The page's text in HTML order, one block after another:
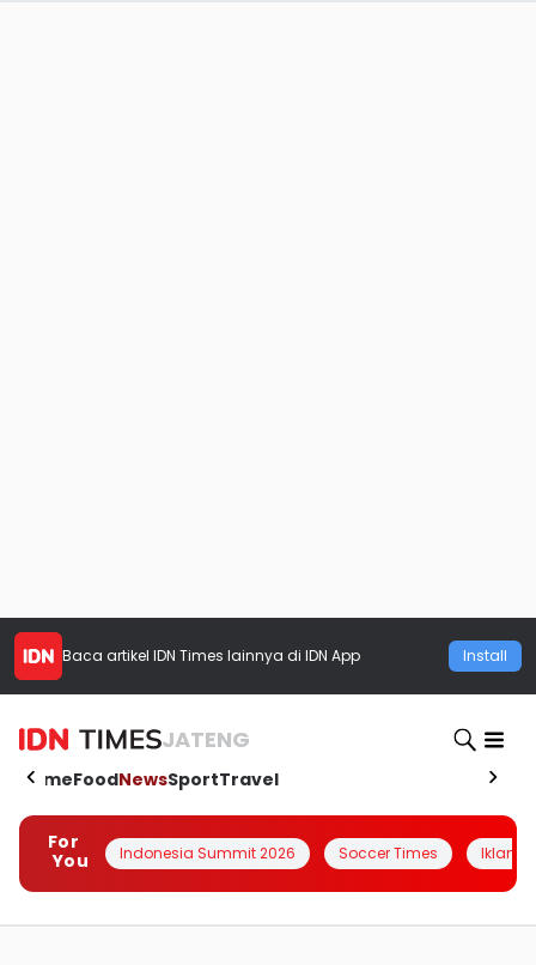
Baca artikel IDN Times lainnya di IDN App Install
JATENG
HomeFoodNewsSportTravel
For
You
Indonesia Summit 2026 Soccer Times Iklanin